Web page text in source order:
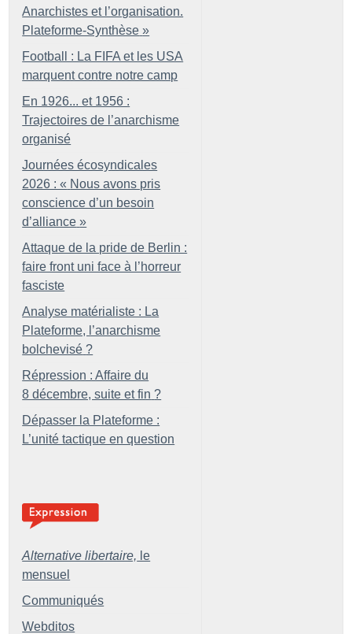
Anarchistes et l’organisation.
Plateforme-Synthèse »
Football : La FIFA et les USA
marquent contre notre camp
En 1926... et 1956 :
Trajectoires de l’anarchisme
organisé
Journées écosyndicales
2026 : « Nous avons pris
conscience d’un besoin
d’alliance »
Attaque de la pride de Berlin :
faire front uni face à l’horreur
fasciste
Analyse matérialiste : La
Plateforme, l’anarchisme
bolchevisé ?
Répression : Affaire du
8 décembre, suite et fin ?
Dépasser la Plateforme :
L’unité tactique en question
Alternative libertaire, le
mensuel
Communiqués
Webditos